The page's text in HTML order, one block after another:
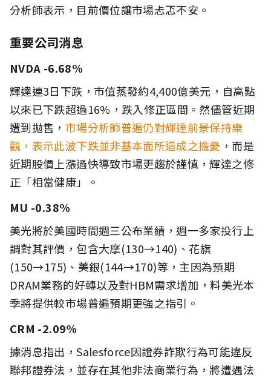
分析師表示，目前價位讓市場忐忑不安。
重要公司消息
NVDA -6.68%
輝達連3日下跌，市值蒸發約4,400億美元，自高點
以來已下跌超過16%，跌入修正區間。然儘管近期
遭到拋售， 市場分析師普遍仍對輝達前景保持樂
觀，表示此波下跌並非基本面所造成之擔憂 ，而是
近期股價上漲過快導致市場更趨於謹慎，輝達之修
正「相當健康」。
MU -0.38%
美光將於美國時間週三公布業績，週一多家投行上
調對其評價，包含大摩(130→140)、花旗
(150→175)、美銀(144→170)等，主因為預期
DRAM業務的好轉以及對HBM需求增加，料美光本
季將提供較市場普遍預期更強之指引。
CRM -2.09%
據消息指出，Salesforce因證券詐欺行為可能違反
聯邦證券法，並存在其他非法商業行為，將遭遇法